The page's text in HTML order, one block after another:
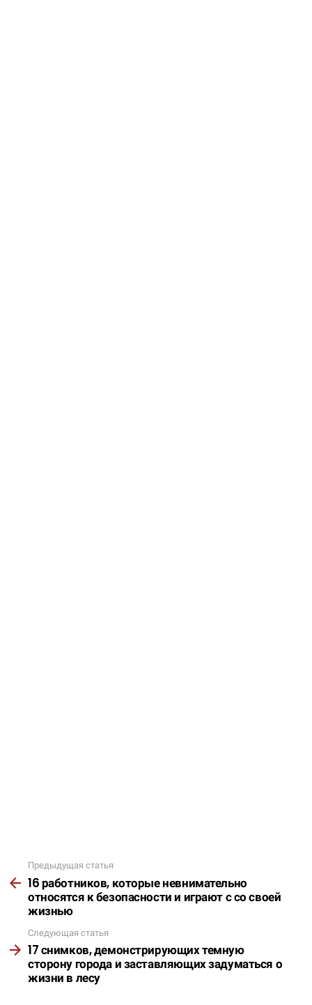
Подробнее
Предыдущая статья
16 работников, которые невнимательно
относятся к безопасности и играют с со своей
жизнью
Следующая статья
17 снимков, демонстрирующих темную
сторону города и заставляющих задуматься о
жизни в лесу